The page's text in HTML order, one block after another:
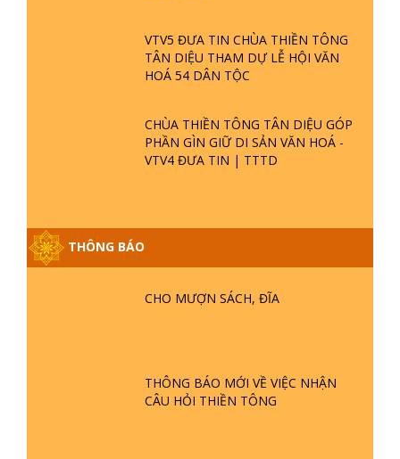
VTV5 ĐƯA TIN CHÙA THIỀN TÔNG
TÂN DIỆU THAM DỰ LỄ HỘI VĂN
HOÁ 54 DÂN TỘC
CHÙA THIỀN TÔNG TÂN DIỆU GÓP
PHẦN GÌN GIỮ DI SẢN VĂN HOÁ -
VTV4 ĐƯA TIN | TTTD
THÔNG BÁO
CHO MƯỢN SÁCH, ĐĨA
THÔNG BÁO MỚI VỀ VIỆC NHẬN
CÂU HỎI THIỀN TÔNG
GIẢI ĐÁP ĐẶC BIỆT P25 - SUỐT 49
HOA LÀ HỘI GÌ? TỬ VÌ ĐẠO
PHẬT GIỚI CÓ THỜI GIAN KHÔNG? |
TTTD